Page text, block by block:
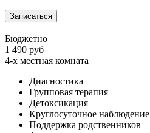
Записаться
Бюджетно
1 490 руб
4-х местная комната
Диагностика
Групповая терапия
Детоксикация
Круглосуточное наблюдение
Поддержка родственников